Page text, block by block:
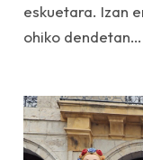
eskuetara. Izan
ohiko dendetan…